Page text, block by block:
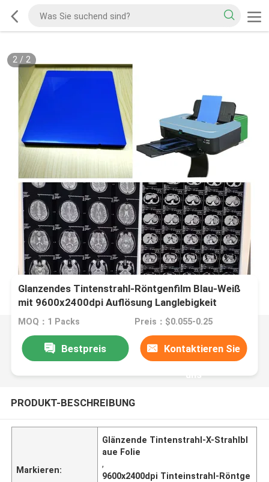
2/ 2
Glanzendes Tintenstrahl-Röntgenfilm Blau-Weiß
mit 9600x2400dpi Auflösung Langlebigkeit
MOQ：1 Packs Preis：$0.055-0.25
Bestpreis Kontaktieren Sie
uns
PRODUKT-BESCHREIBUNG
Markieren:
Glänzende Tintenstrahl-X-Strahlbl
aue Folie
,
9600x2400dpi Tinteinstrahl-Röntge